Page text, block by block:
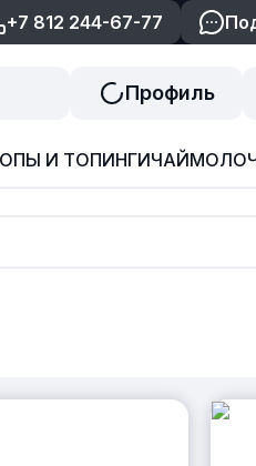
+7 812 244-67-77
Профиль
И ТОПИНГИЧАЙ